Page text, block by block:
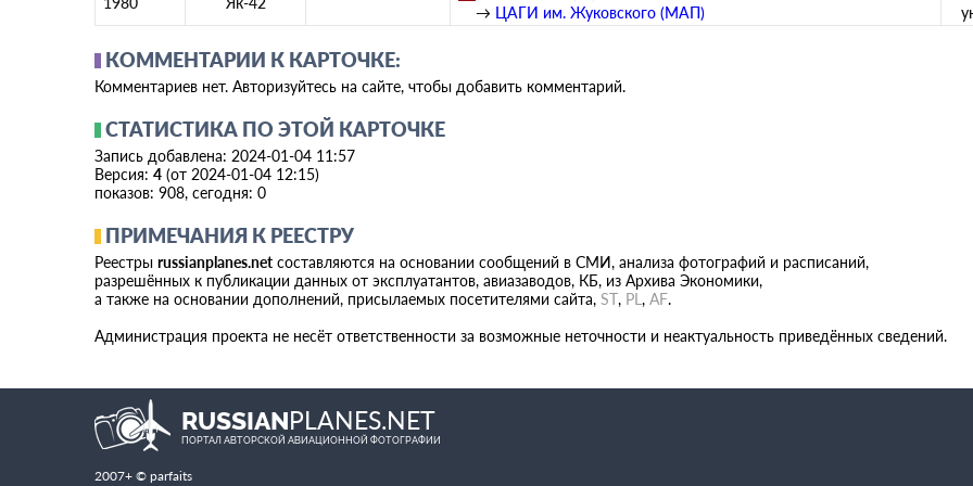
→ ЦАГИ им. Жуковского (МАП)
КОММЕНТАРИИ К КАРТОЧКЕ:
Комментариев нет. Авторизуйтесь на сайте, чтобы добавить комментарий.
СТАТИСТИКА ПО ЭТОЙ КАРТОЧКЕ
Запись добавлена: 2024-01-04 11:57
Версия: 4 (от 2024-01-04 12:15)
показов: 908, сегодня: 0
ПРИМЕЧАНИЯ К РЕЕСТРУ
Реестры russianplanes.net составляются на основании сообщений в СМИ, анализа фотографий и расписаний,
разрешённых к публикации данных от эксплуатантов, авиазаводов, КБ, из Архива Экономики,
а также на основании дополнений, присылаемых посетителями сайта, ST, PL , AF.
Администрация проекта не несёт ответственности за возможные неточности и неактуальность приведённых сведений.
RUSSIANPLANES.NET
ПОРТАЛ АВТОРСКОЙ АВИАЦИОННОЙ ФОТОГРАФИИ
2007+ © parfaits